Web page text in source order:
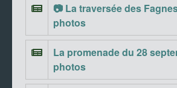
📷 La traversée des
photos
La promenade du 28
photos